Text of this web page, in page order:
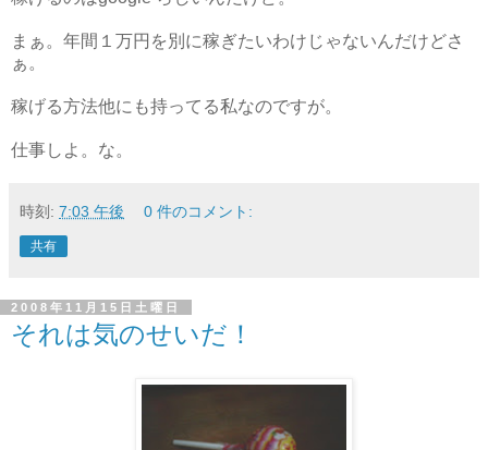
まぁ。年間１万円を別に稼ぎたいわけじゃないんだけどさ
ぁ。
稼げる方法他にも持ってる私なのですが。
仕事しよ。な。
時刻: 7:03 午後 0 件のコメント:
共有
2008年11月15日土曜日
それは気のせいだ！